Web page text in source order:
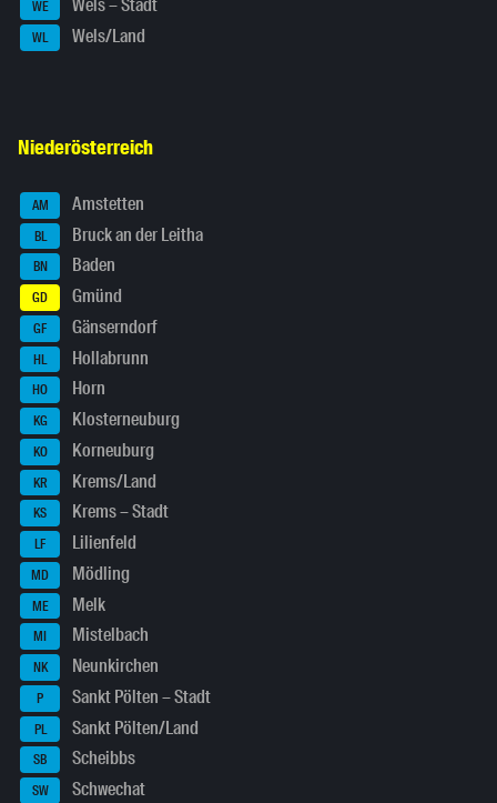
WE Wels – Stadt
WL Wels/Land
Niederösterreich
AM Amstetten
BL Bruck an der Leitha
BN Baden
GD Gmünd
GF Gänserndorf
HL Hollabrunn
HO Horn
KG Klosterneuburg
KO Korneuburg
KR Krems/Land
KS Krems – Stadt
LF Lilienfeld
MD Mödling
ME Melk
MI Mistelbach
NK Neunkirchen
P Sankt Pölten – Stadt
PL Sankt Pölten/Land
SB Scheibbs
SW Schwechat